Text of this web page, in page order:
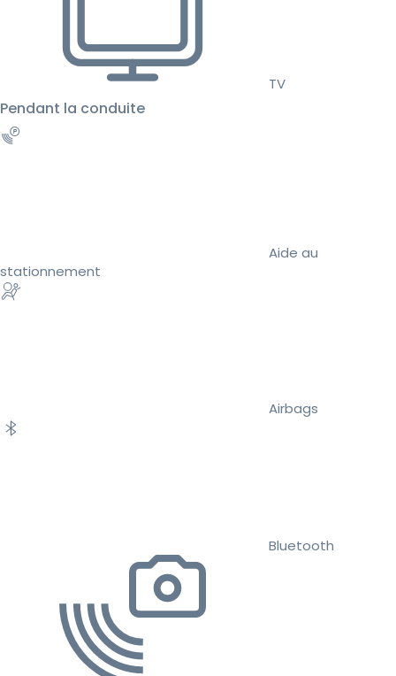
TV
Pendant la conduite
Aide au
stationnement
Airbags
Bluetooth